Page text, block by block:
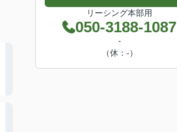
リーシング本部用
050-3188-1087
-
（休：-）